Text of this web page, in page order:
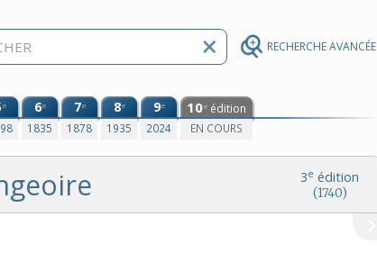
RECHERCHE AVANCÉE
e 6e
1835
7e
1878
8e
1935
9e
2024
10e édition
EN COURS
3e édition
(1740)